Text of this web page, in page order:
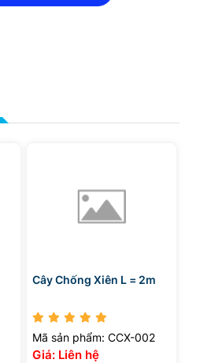
Cây Chống Xiên L = 2m
Mã sản phẩm: CCX-002
Giá: Liên hệ